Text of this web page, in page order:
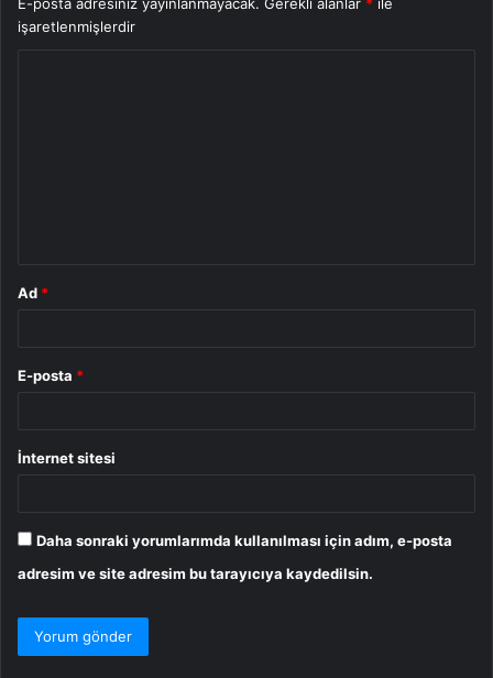
işaretlenmişlerdir
Ad *
E-posta *
İnternet sitesi
Daha sonraki yorumlarımda kullanılması için adım, e-posta
adresim ve site adresim bu tarayıcıya kaydedilsin.